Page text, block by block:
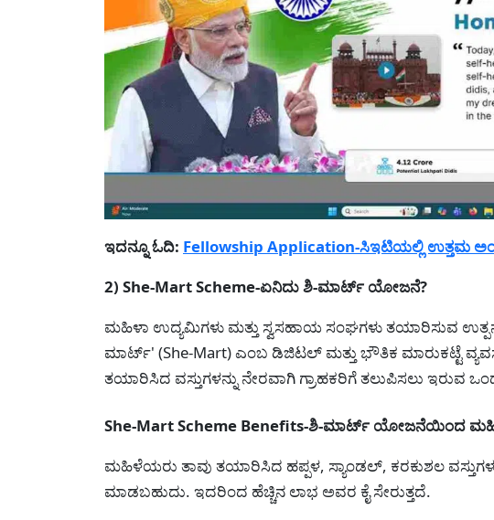
ಇದನ್ನೂ ಓದಿ: Fellowship Application-ಸಿಇಟಿಯಲ್ಲಿ ಉತ್ತಮ
2) She-Mart Scheme-ಏನಿದು ಶಿ-ಮಾರ್ಟ್ ಯೋಜನೆ?
ಮಹಿಳಾ ಉದ್ಯಮಿಗಳು ಮತ್ತು ಸ್ವಸಹಾಯ ಸಂಘಗಳು ತಯಾರಿಸುವ
ಮಾರ್ಟ್' (She-Mart) ಎಂಬ ಡಿಜಿಟಲ್ ಮತ್ತು ಭೌತಿಕ ಮಾರುಕಟ್ಟೆ
ತಯಾರಿಸಿದ ವಸ್ತುಗಳನ್ನು ನೇರವಾಗಿ ಗ್ರಾಹಕರಿಗೆ ತಲುಪಿಸಲು ಇರುವ
She-Mart Scheme Benefits-ಶಿ-ಮಾರ್ಟ್ ಯೋಜನೆಯಿಂದ
ಮಹಿಳೆಯರು ತಾವು ತಯಾರಿಸಿದ ಹಪ್ಪಳ, ಸ್ಯಾಂಡಲ್, ಕರಕುಶಲ
ಮಾಡಬಹುದು. ಇದರಿಂದ ಹೆಚ್ಚಿನ ಲಾಭ ಅವರ ಕೈ ಸೇರುತ್ತದೆ.